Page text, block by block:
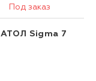
Под заказ
Sigma 7